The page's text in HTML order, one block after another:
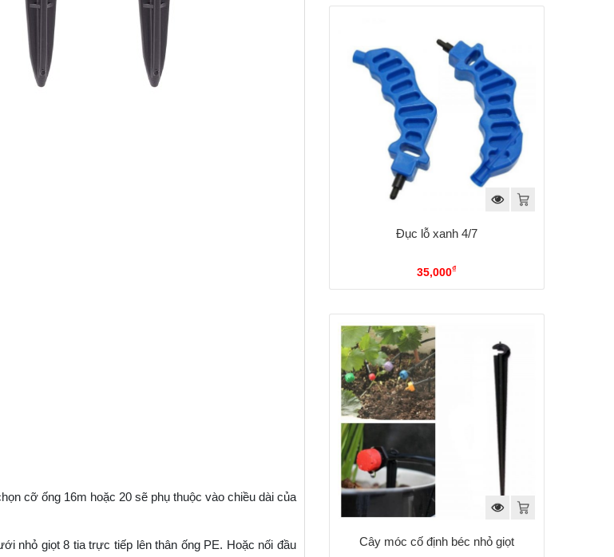
cỡ ống 16m hoặc 20 sẽ phụ thuộc vào chiều dài của
nhỏ giọt 8 tia trực tiếp lên thân ống PE. Hoặc nối đầu
Đục lỗ xanh 4/7
35,000₫
Cây móc cố định béc nhỏ giọt